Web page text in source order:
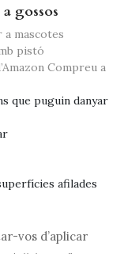
gossos
Compreu a
que puguin danyar
afilades
vos d’aplicar